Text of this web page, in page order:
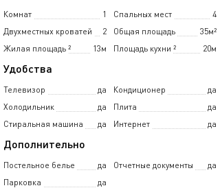
Комнат 1 Спальных мест
4
Двухместных кроватей
2 Общая площадь
35м²
Жилая площадь
13м
² Площадь кухни 20м
²
Удобства
Телевизор да Кондиционер
да
Холодильник
да Плита
да
Стиральная машина
да Интернет да
Дополнительно
Постельное белье да Отчетные документы
да
Парковка
да